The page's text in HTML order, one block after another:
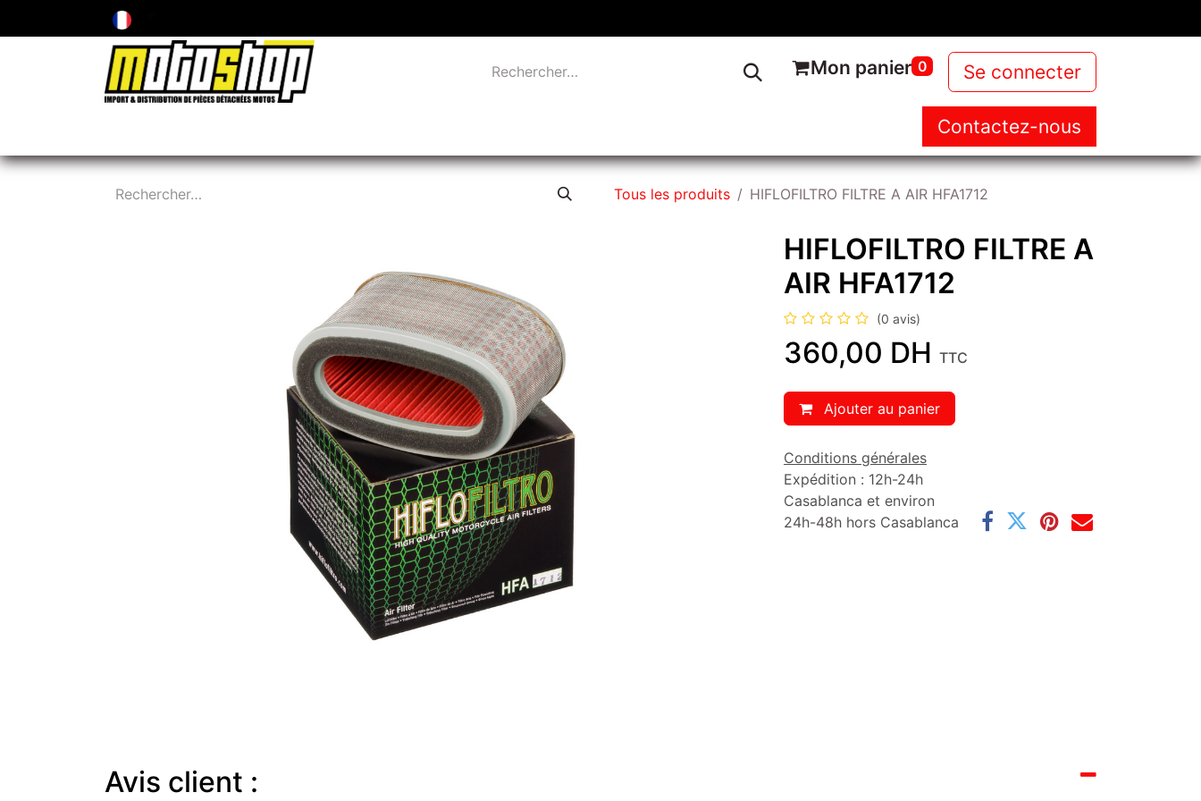
Mon panier 0 Se connecter
NOS PRODUITS NEWS
Contactez-nous
Tous les produits HIFLOFILTRO FILTRE A AIR HFA1712
HIFLOFILTRO FILTRE A
AIR HFA1712
(0 avis)
360,00 DH TTC
Ajouter au panier
Conditions générales
Expédition : 12h-24h
Casablanca et environ
24h-48h hors Casablanca
Avis client :